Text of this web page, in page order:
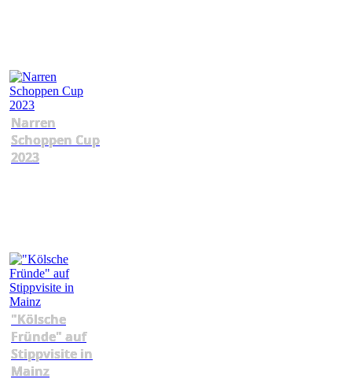
Narren
Schoppen Cup
2023
"Kölsche
Fründe" auf
Stippvisite in
Mainz